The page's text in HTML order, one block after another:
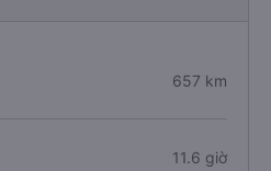
657 km
11.6 giờ